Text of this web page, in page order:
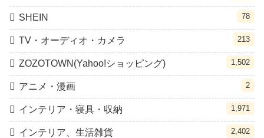
SHEIN 78
TV・オーディオ・カメラ 213
ZOZOTOWN(Yahoo!ショッピング) 1,502
アニメ・漫画 2
インテリア・寝具・収納 1,971
インテリア、生活雑貨 2,402